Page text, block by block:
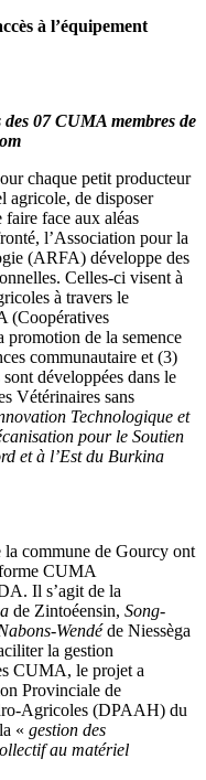
à l’équipement
07 CUMA membres de
chaque petit producteur
agricole, de disposer
faire face aux aléas
l’Association pour la
(ARFA) développe des
Celles-ci visent à
à travers le
(Coopératives
de la semence
communautaire et (3)
développées dans le
Vétérinaires sans
Technologique et
pour le Soutien
et à l’Est du Burkina
la commune de Gourcy ont
forme CUMA
Il s’agit de la
de Zintoéensin, Song-
Wendéde Niessèga
la gestion
CUMA, le projet a
Provinciale de
Agricoles (DPAAH) du
« gestion des
au matériel